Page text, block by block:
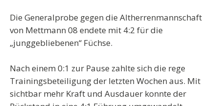
Die Generalprobe gegen die Altherrenmannschaft
von Mettmann 08 endete mit 4:2 für die
„junggebliebenen“ Füchse.
Nach einem 0:1 zur Pause zahlte sich die rege
Trainingsbeteiligung der letzten Wochen aus. Mit
sichtbar mehr Kraft und Ausdauer konnte der